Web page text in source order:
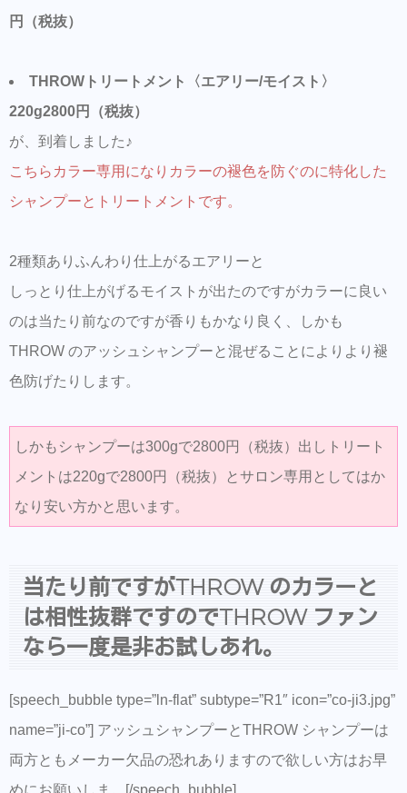
円（税抜）
THROWトリートメント〈エアリー/モイスト〉
220g2800円（税抜）
が、到着しました♪
こちらカラー専用になりカラーの褪色を防ぐのに特化した
シャンプーとトリートメントです。
2種類ありふんわり仕上がるエアリーと
しっとり仕上がげるモイストが出たのですがカラーに良い
のは当たり前なのですが香りもかなり良く、しかも
THROW のアッシュシャンプーと混ぜることによりより褪
色防げたりします。
しかもシャンプーは300gで2800円（税抜）出しトリート
メントは220gで2800円（税抜）とサロン専用としてはか
なり安い方かと思います。
当たり前ですがTHROW のカラーと
は相性抜群ですのでTHROW ファン
なら一度是非お試しあれ。
[speech_bubble type=”ln-flat” subtype=”R1″ icon=”co-ji3.jpg”
name=”ji-co”] アッシュシャンプーとTHROW シャンプーは
両方ともメーカー欠品の恐れありますので欲しい方はお早
めにお願いしま。[/speech_bubble]